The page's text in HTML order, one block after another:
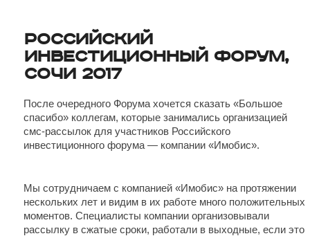
Российский
инвестиционный форум,
Сочи 2017
После очередного Форума хочется сказать «Большое
спасибо» коллегам, которые занимались организацией
смс-рассылок для участников Российского
инвестиционного форума — компании «Имобис».
Мы сотрудничаем с компанией «Имобис» на протяжении
нескольких лет и видим в их работе много положительных
моментов. Специалисты компании организовывали
рассылку в сжатые сроки, работали в выходные, если это